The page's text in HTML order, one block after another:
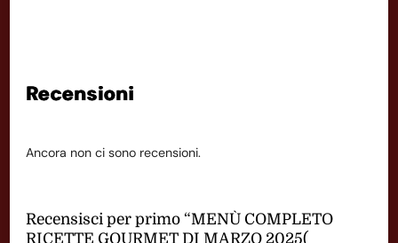
Recensioni
Ancora non ci sono recensioni.
Recensisci per primo “MENÙ COMPLETO
RICETTE GOURMET DI MARZO 2025(